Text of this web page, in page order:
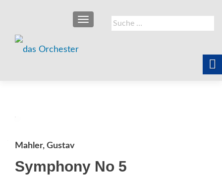
Suche
nach:
SCHALTE NAVIGATION
Mahler, Gustav
Symphony No 5